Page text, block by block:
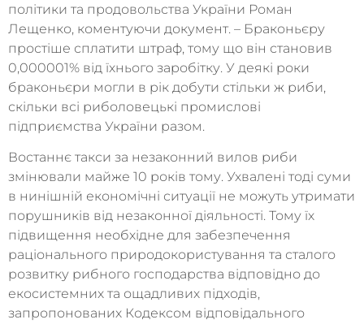
політики та продовольства України Роман
Лещенко, коментуючи документ. – Браконьєру
простіше сплатити штраф, тому що він становив
0,000001% від їхнього заробітку. У деякі роки
браконьєри могли в рік добути стільки ж риби,
скільки всі риболовецькі промислові
підприємства України разом.
Востаннє такси за незаконний вилов риби
змінювали майже 10 років тому. Ухвалені тоді суми
в нинішній економічні ситуації не можуть утримати
порушників від незаконної діяльності. Тому їх
підвищення необхідне для забезпечення
раціонального природокористування та сталого
розвитку рибного господарства відповідно до
екосистемних та ощадливих підходів,
запропонованих Кодексом відповідального